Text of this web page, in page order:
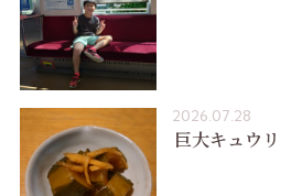
2026.07.28
巨大キュウリ